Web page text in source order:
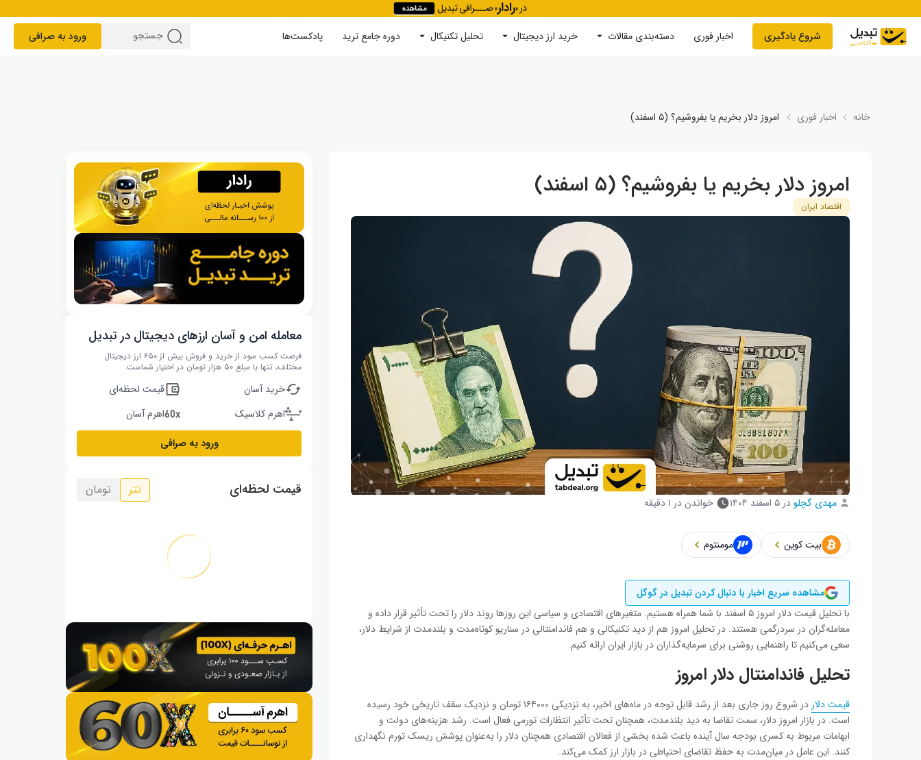
شروع یادگیری اخبار فوری دسته‌بندی مقالات خرید ارز دیجیتال تحلیل تکنیکال دوره‌ جامع ترید پادکست‌ها جستجو ورود به صرافی
خانه اخبار فوری امروز دلار بخریم یا بفروشیم؟ (۵ اسفند)
امروز دلار بخریم یا بفروشیم؟ (۵ اسفند)
اقتصاد ایران
مهدی گچلودر ۵ اسفند ۱۴۰۴ خواندن در ۱ دقیقه
بیت کوین مومنتوم
مشاهده سریع اخبار با دنبال کردن تبدیل در گوگل
با تحلیل قیمت دلار امروز ۵ اسفند با شما همراه هستیم. متغیرهای اقتصادی و سیاسی این روزها روند دلار را تحت تأثیر قرار داده و
معامله‌گران در سردرگمی هستند. در تحلیل امروز هم از دید تکنیکالی و هم فاندامنتالی در سناریو کوتاه‌مدت و بلندمدت از شرایط دلار،
سعی می‌کنیم تا راهنمایی روشنی برای سرمایه‌گذاران در بازار ایران ارائه کنیم.
تحلیل فاندامنتال دلار امروز
قیمت دلار
در شروع روز جاری بعد از رشد قابل توجه در ماه‌های اخیر، به نزدیکی ۱۶۴۰۰۰ تومان و نزدیک سقف تاریخی خود رسیده
است. در بازار امروز دلار، سمت تقاضا به دید بلندمدت، همچنان تحت تأثیر انتظارات تورمی فعال است. رشد هزینه‌های دولت و
ابهامات مربوط به کسری بودجه سال آینده باعث شده بخشی از فعالان اقتصادی همچنان دلار را به‌عنوان پوشش ریسک تورم نگهداری
کنند. این عامل در میان‌مدت به حفظ تقاضای احتیاطی در بازار ارز کمک می‌کند.
معامله امن و آسان ارزهای دیجیتال در تبدیل
فرصت کسب سود از خرید و فروش بیش از ۶۵۰ ارز دیجیتال
مختلف، تنها با مبلغ ۵۰ هزار تومان در اختیار شماست.
خرید آسان
قیمت لحظه‌ای
اهرم کلاسیک
اهرم آسان
ورود به صرافی
قیمت لحظه‌ای تتر تومان